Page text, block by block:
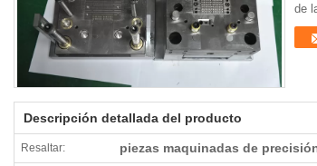
de
Descripción detallada del producto
Resaltar: piezas maquinadas de